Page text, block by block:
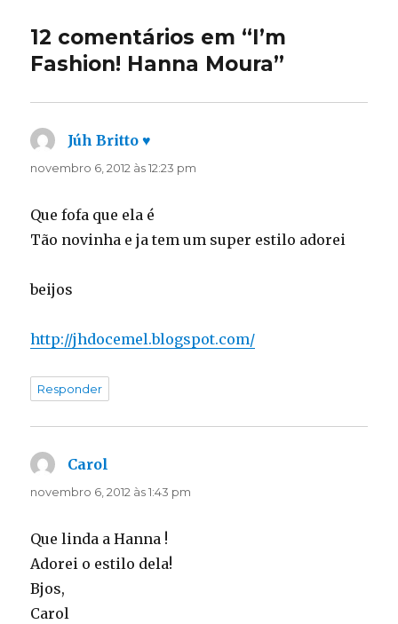
12 comentários em “I’m
Fashion! Hanna Moura”
Júh Britto ♥
novembro 6, 2012 às 12:23 pm
Que fofa que ela é
Tão novinha e ja tem um super estilo adorei
beijos
http://jhdocemel.blogspot.com/
Responder
Carol
novembro 6, 2012 às 1:43 pm
Que linda a Hanna !
Adorei o estilo dela!
Bjos,
Carol